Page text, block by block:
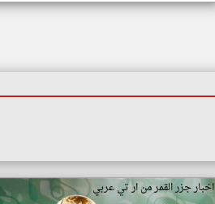
اخبار جزر القمر من ار تي عربي